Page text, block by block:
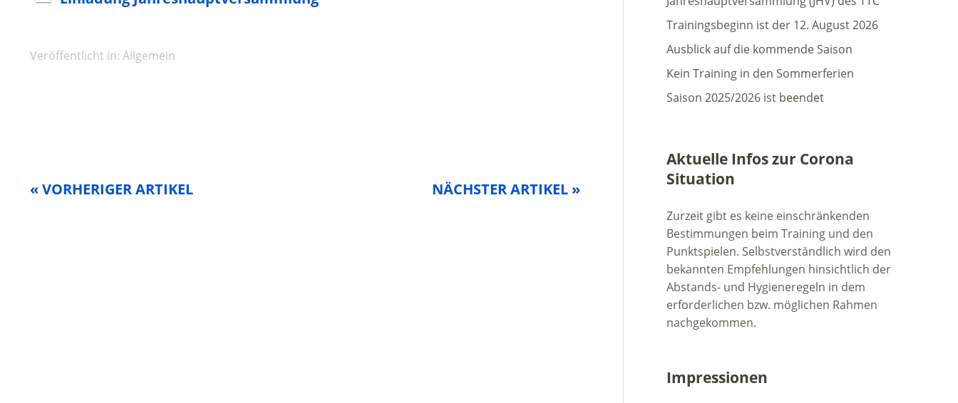
Veröffentlicht in: Allgemein
NÄCHSTER ARTIKEL »
« VORHERIGER ARTIKEL
Trainingsbeginn ist der 12. August 2026
Ausblick auf die kommende Saison
Kein Training in den Sommerferien
Saison 2025/2026 ist beendet
Aktuelle Infos zur Corona
Situation
Zurzeit gibt es keine einschränkenden
Bestimmungen beim Training und den
Punktspielen. Selbstverständlich wird den
bekannten Empfehlungen hinsichtlich der
Abstands- und Hygieneregeln in dem
erforderlichen bzw. möglichen Rahmen
nachgekommen.
Impressionen